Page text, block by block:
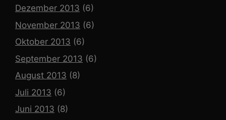
Dezember 2013 (6)
November 2013 (6)
Oktober 2013 (6)
September 2013 (6)
August 2013 (8)
Juli 2013 (6)
Juni 2013 (8)